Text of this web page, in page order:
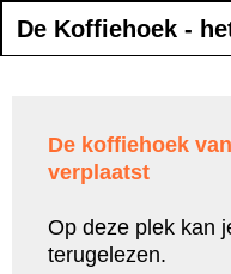
De Koffiehoek -
De koffiehoek
verplaatst
Op deze plek kan
terugelezen.